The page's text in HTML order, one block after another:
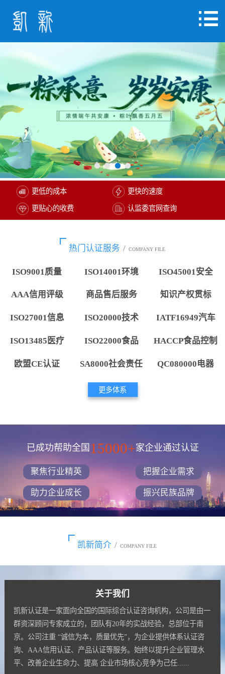
更低的成本 更快的速度
更贴心的收费 认监委官网查询
热门认证服务 / COMPANY FILE
ISO9001质量 ISO14001环境 ISO45001安全
AAA信用评级 商品售后服务 知识产权贯标
ISO27001信息 ISO20000技术 IATF16949汽车
ISO13485医疗 ISO22000食品 HACCP食品控制
欧盟CE认证 SA8000社会责任 QC080000电器
更多体系
已成功帮助全国 15000+家企业通过认证
聚焦行业精英 把握企业需求
助力企业成长 振兴民族品牌
凯新简介 / COMPANY FILE
关于我们
凯新认证是一家面向全国的国际综合认证咨询机构，公司是由一
群资深顾问专家成立的，团队有20年的实战经验，总部位于南
京。公司注重 “诚信为本，质量优先”，为企业提供体系认证咨
询、AAA信用认证、产品认证等服务。始终以提升企业管理水
平、改善企业生命力、提高 企业市场核心竞争为己任......